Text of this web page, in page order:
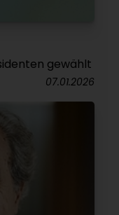
gewählt
07.01.2026